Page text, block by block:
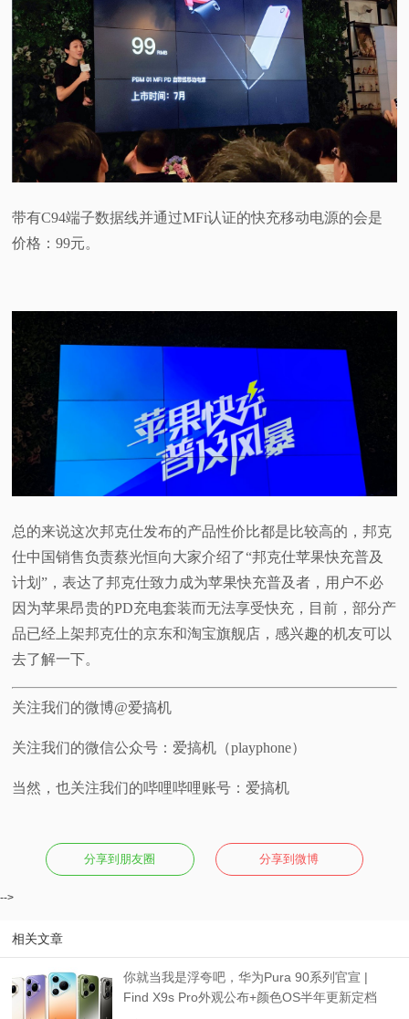
带有C94端子数据线并通过MFi认证的快充移动电源的会是
价格：99元。
总的来说这次邦克仕发布的产品性价比都是比较高的，邦克
仕中国销售负责蔡光恒向大家介绍了“邦克仕苹果快充普及
计划”，表达了邦克仕致力成为苹果快充普及者，用户不必
因为苹果昂贵的PD充电套装而无法享受快充，目前，部分产
品已经上架邦克仕的京东和淘宝旗舰店，感兴趣的机友可以
去了解一下。
关注我们的微博@爱搞机
关注我们的微信公众号：爱搞机（playphone）
当然，也关注我们的哔哩哔哩账号：爱搞机
分享到朋友圈 分享到微博
-->
相关文章
你就当我是浮夸吧，华为Pura 90系列官宣 |
Find X9s Pro外观公布+颜色OS半年更新定档